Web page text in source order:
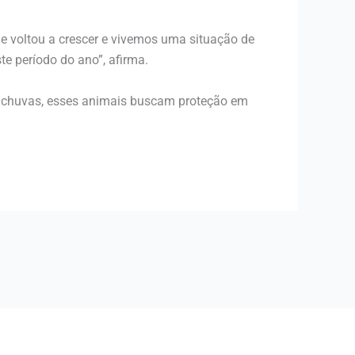
voltou a crescer e vivemos uma situação de
período do ano”, afirma.
esses animais buscam proteção em